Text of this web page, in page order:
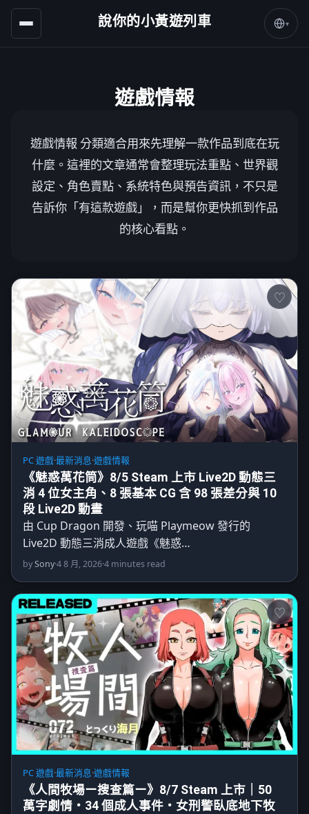
說你的小黃遊列車 ▾
遊戲情報
遊戲情報 分類適合用來先理解一款作品到底在玩
什麼。這裡的文章通常會整理玩法重點、世界觀
設定、角色賣點、系統特色與預告資訊，不只是
告訴你「有這款遊戲」，而是幫你更快抓到作品
的核心看點。
PC 遊戲·最新消息·遊戲情報
《魅惑萬花筒》8/5 Steam 上市 Live2D 動態三
消 4 位女主角、8 張基本 CG 含 98 張差分與 10
段 Live2D 動畫
由 Cup Dragon 開發、玩喵 Playmeow 發行的
Live2D 動態三消成人遊戲《魅惑…
bySony·4 8 月, 2026·4 minutes read
PC 遊戲·最新消息·遊戲情報
《人間牧場ー搜查篇ー》8/7 Steam 上市｜50
萬字劇情・34 個成人事件・女刑警臥底地下牧